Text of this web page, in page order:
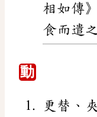
相如傳
食而遣
動
更替、